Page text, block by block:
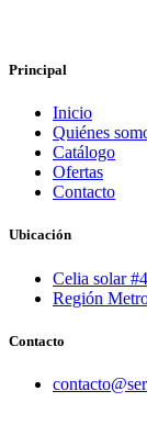
Principal
Inicio
Quiénes
Catálogo
Ofertas
Contacto
Ubicación
Celia solar
Región
Contacto